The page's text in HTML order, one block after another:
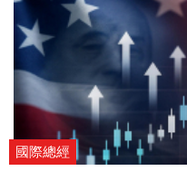
位國內專家好評推薦，包含
謝金河、顏擇雅等各界專家
中至關重要，特別是在晶片
勒指出，美國整合日本、台
被迫困於落後技術。
國際總經